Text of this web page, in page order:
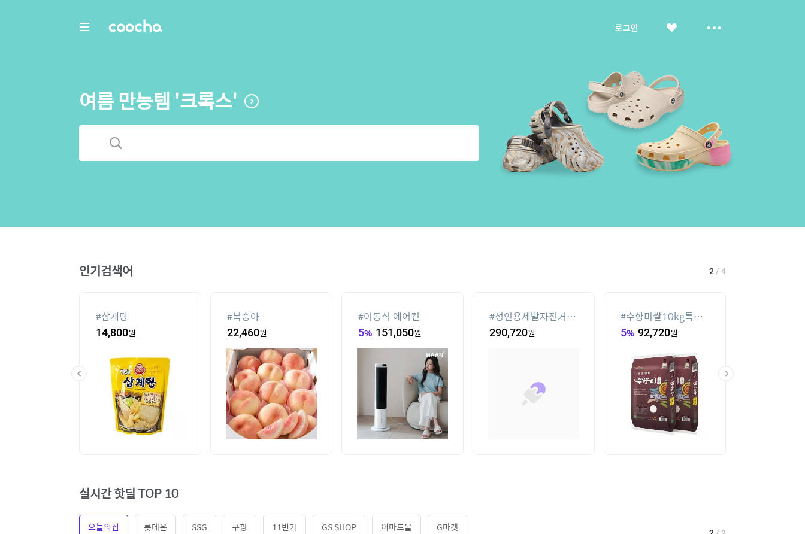
COOCHA 로그인 보
여름 만능템 '크록스'
인기검색어
#ESSECORE KLEVV
DDR4-3200 CL22
289,000원
#실외기없는 에어컨
36% 44,870
#차량햇빛가리개
17,530원
#윌슨남성반팔티
11,500원
#세탁기 선반
46,980원
3 / 4
실시간 핫딜 TOP 10
오늘의집 롯데온 SSG 쿠팡 11번가 GS SHOP 이마트몰 G마켓